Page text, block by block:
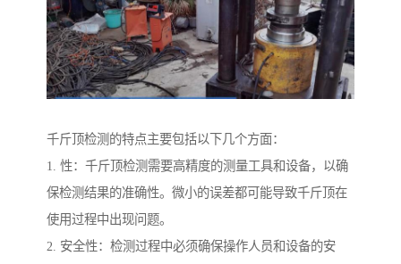
千斤顶检测的特点主要包括以下几个方面：
1. 性：千斤顶检测需要高精度的测量工具和设备，以确
保检测结果的准确性。微小的误差都可能导致千斤顶在
使用过程中出现问题。
2. 安全性：检测过程中必须确保操作人员和设备的安